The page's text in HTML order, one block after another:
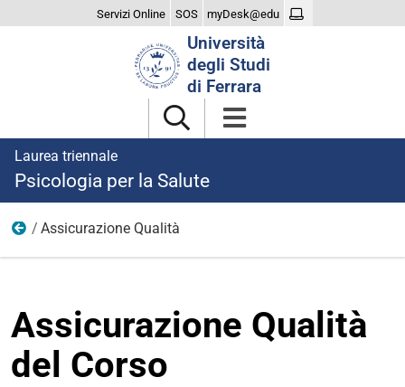
Servizi Online SOS myDesk@edu
Università
degli Studi
di Ferrara
Laurea triennale
Psicologia per la Salute
Il Corso
Assicurazione Qualità
Assicurazione Qualità
del Corso